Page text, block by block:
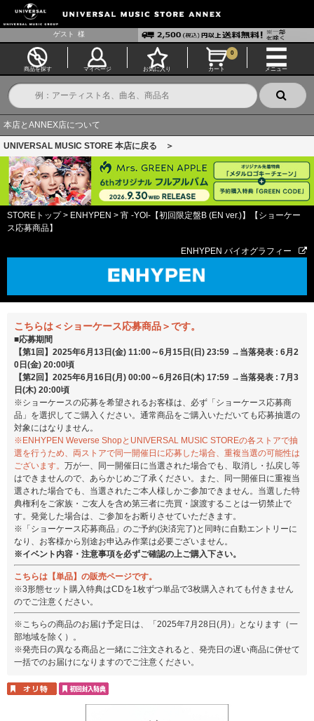
ゲスト 様
商品を探す マイページ お気に入り カート
0
メニュー
本店とANNEX店について
UNIVERSAL MUSIC STORE 本店に戻る ＞
STOREトップ> ENHYPEN > 宵 -YOI-【初回限定盤B (EN ver.)】【ショーケー
ス応募商品】
ENHYPEN バイオグラフィー
こちらは＜ショーケース応募商品＞です。
■応募期間
【第1回】2025年6月13日(金) 11:00～6月15日(日) 23:59 →当落発表 : 6月2
0日(金) 20:00頃
【第2回】2025年6月16日(月) 00:00～6月26日(木) 17:59 →当落発表 : 7月3
日(木) 20:00頃
※ショーケースの応募を希望されるお客様は、必ず「ショーケース応募商
品」を選択してご購入ください。通常商品をご購入いただいても応募抽選の
対象にはなりません。
※ENHYPEN Weverse ShopとUNIVERSAL MUSIC STOREの各ストアで抽
選を行うため、両ストアで同一開催日に応募した場合、重複当選の可能性は
ございます。 万が一、同一開催日に当選された場合でも、取消し・払戻し等
はできませんので、あらかじめご了承ください。また、同一開催日に重複当
選された場合でも、当選されたご本人様しかご参加できません。当選した特
典権利をご家族・ご友人を含め第三者に売買・譲渡することは一切禁止で
す。発覚した場合は、ご参加をお断りさせていただきます。
※「ショーケース応募商品」のご予約(決済完了)と同時に自動エントリーに
なり、お客様から別途お申込み作業は必要ございません。
※イベント内容・注意事項を必ずご確認の上ご購入下さい。
こちらは【単品】の販売ページです。
※3形態セット購入特典はCDを1枚ずつ単品で3枚購入されても付きません
のでご注意ください。
※こちらの商品のお届け予定日は、「2025年7月28日(月)」となります（一
部地域を除く）。
※発売日の異なる商品と一緒にご注文されると、発売日の遅い商品に併せて
一括でのお届けになりますのでご注意ください。